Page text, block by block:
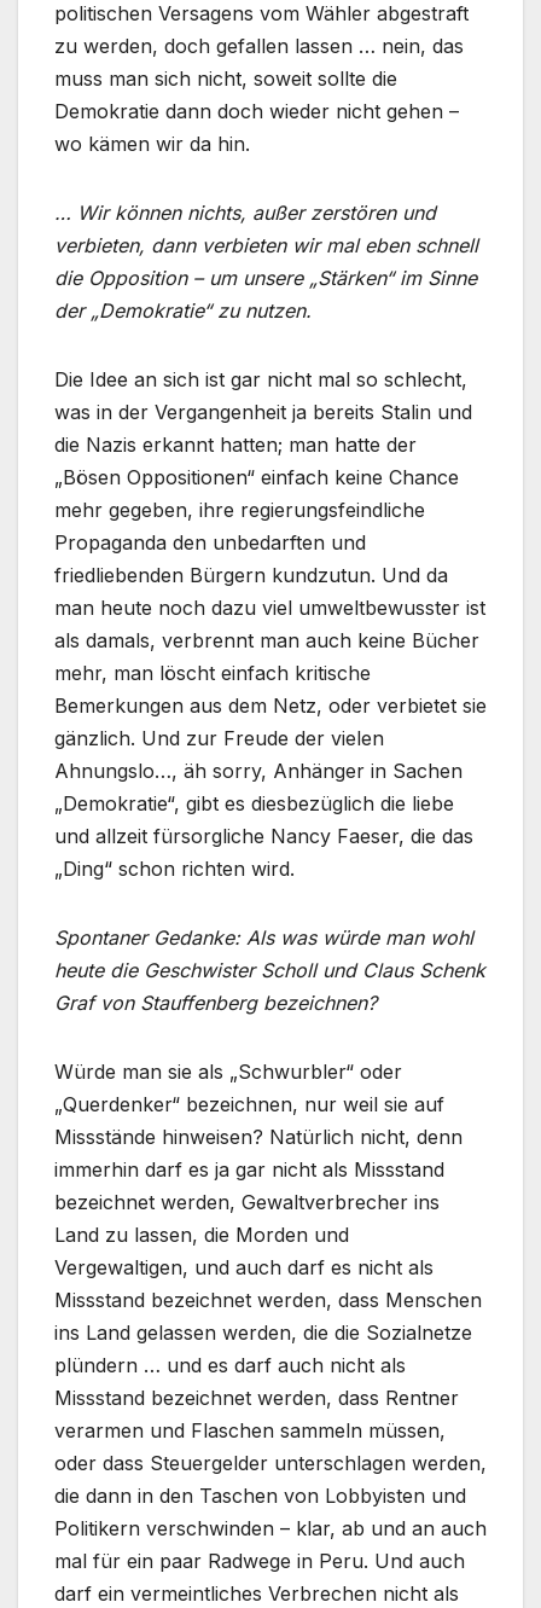
politischen Versagens vom Wähler abgestraft
zu werden, doch gefallen lassen … nein, das
muss man sich nicht, soweit sollte die
Demokratie dann doch wieder nicht gehen –
wo kämen wir da hin.
… Wir können nichts, außer zerstören und
verbieten, dann verbieten wir mal eben schnell
die Opposition – um unsere „Stärken“ im Sinne
der „Demokratie“ zu nutzen.
Die Idee an sich ist gar nicht mal so schlecht,
was in der Vergangenheit ja bereits Stalin und
die Nazis erkannt hatten; man hatte der
„Bösen Oppositionen“ einfach keine Chance
mehr gegeben, ihre regierungsfeindliche
Propaganda den unbedarften und
friedliebenden Bürgern kundzutun. Und da
man heute noch dazu viel umweltbewusster ist
als damals, verbrennt man auch keine Bücher
mehr, man löscht einfach kritische
Bemerkungen aus dem Netz, oder verbietet sie
gänzlich. Und zur Freude der vielen
Ahnungslo…, äh sorry, Anhänger in Sachen
„Demokratie“, gibt es diesbezüglich die liebe
und allzeit fürsorgliche Nancy Faeser, die das
„Ding“ schon richten wird.
Spontaner Gedanke: Als was würde man wohl
heute die Geschwister Scholl und Claus Schenk
Graf von Stauffenberg bezeichnen?
Würde man sie als „Schwurbler“ oder
„Querdenker“ bezeichnen, nur weil sie auf
Missstände hinweisen? Natürlich nicht, denn
immerhin darf es ja gar nicht als Missstand
bezeichnet werden, Gewaltverbrecher ins
Land zu lassen, die Morden und
Vergewaltigen, und auch darf es nicht als
Missstand bezeichnet werden, dass Menschen
ins Land gelassen werden, die die Sozialnetze
plündern … und es darf auch nicht als
Missstand bezeichnet werden, dass Rentner
verarmen und Flaschen sammeln müssen,
oder dass Steuergelder unterschlagen werden,
die dann in den Taschen von Lobbyisten und
Politikern verschwinden – klar, ab und an auch
mal für ein paar Radwege in Peru. Und auch
darf ein vermeintliches Verbrechen nicht als